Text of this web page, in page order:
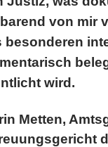
von mir
besonderen
wird.
Metten,